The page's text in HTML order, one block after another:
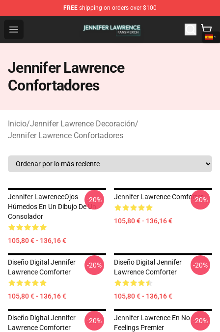
FREE shipping on orders over $100
Open menu
Jennifer Lawrence Shop - Official Jennifer Lawrence
Jennifer Lawrence
Confortadores
Inicio/Jennifer Lawrence Decoración/
Jennifer Lawrence Confortadores
Jennifer LawrenceOjos
Húmedos En Un Dibujo De Un
Consolador
105,80 € - 136,16 €
-20% Jennifer Lawrence Comforter
105,80 € - 136,16 €
-20%
Diseño Digital Jennifer
Lawrence Comforter
105,80 € - 136,16 €
-20%
Diseño Digital Jennifer
Lawrence Comforter
105,80 € - 136,16 €
-20%
Diseño Digital Jennifer
Lawrence Comforter
-20%
Jennifer Lawrence En No
Feelings Premier
-20%